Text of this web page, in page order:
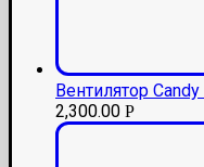
Вентилятор
2,300.00 Р